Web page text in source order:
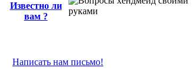
Известно ли
вам ?
Написать нам письмо!